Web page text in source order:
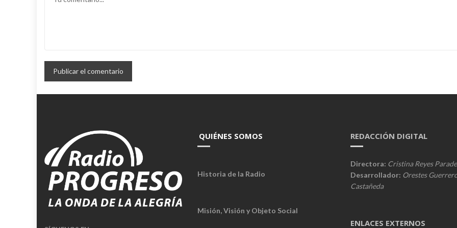
QUIÉNES SOMOS
Historia de la Radio
Misión, Visión y Objeto Social
REDACCIÓN DIGITAL
Directora: Cristina Reyes
Desarrollador: Orestes
Castañeda
ENLACES EXTERNOS